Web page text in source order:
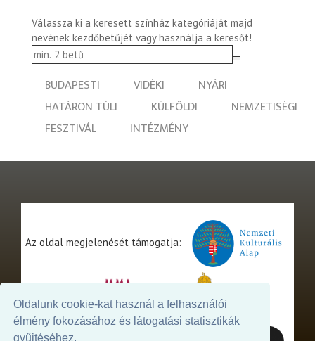
Oldalunk cookie-kat használ a felhasználói
élmény fokozásához és látogatási statisztikák
gyűjtéséhez.
Válassza ki a keresett színház kategóriáját majd
nevének kezdőbetűjét vagy használja a keresőt!
BUDAPESTI VIDÉKI
NYÁRI
HATÁRON TÚLI
KÜLFÖLDI
NEMZETISÉGI
FESZTIVÁL
INTÉZMÉNY
Az oldal megjelenését támogatja: